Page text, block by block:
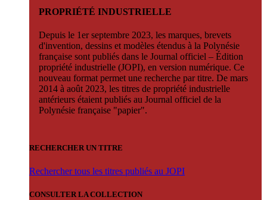
PROPRIÉTÉ INDUSTRIELLE
Depuis le 1er septembre 2023, les marques, brevets
d'invention, dessins et modèles étendus à la Polynésie
française sont publiés dans le Journal officiel – Édition
propriété industrielle (JOPI), en version numérique. Ce
nouveau format permet une recherche par titre. De mars
2014 à août 2023, les titres de propriété industrielle
antérieurs étaient publiés au Journal officiel de la
Polynésie française "papier".
RECHERCHER UN TITRE
Rechercher tous les titres publiés au JOPI
CONSULTER LA COLLECTION